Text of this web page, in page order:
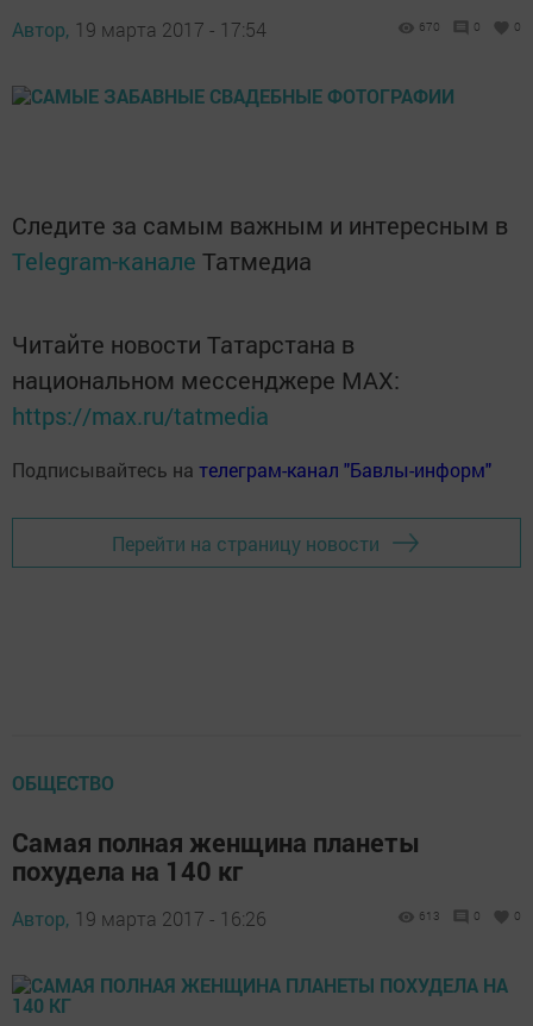
Автор, 19 марта 2017 - 17:54 670 0 0
Следите за самым важным и интересным в
Telegram-канале Татмедиа
Читайте новости Татарстана в
национальном мессенджере MАХ:
https://max.ru/tatmedia
Подписывайтесь на телеграм-канал "Бавлы-информ"
Перейти на страницу новости
ОБЩЕСТВО
Самая полная женщина планеты
похудела на 140 кг
Автор, 19 марта 2017 - 16:26 613 0 0